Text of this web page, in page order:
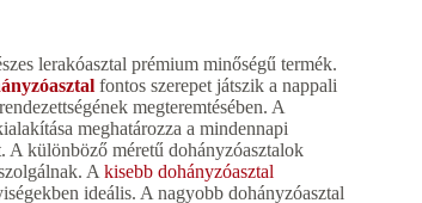
lerakóasztal prémium minőségű termék.
fontos szerepet játszik a nappali
megteremtésében. A
meghatározza a mindennapi
A különböző méretű dohányzóasztalok
Akisebb dohányzóasztal
ideális. A nagyobb dohányzóasztal